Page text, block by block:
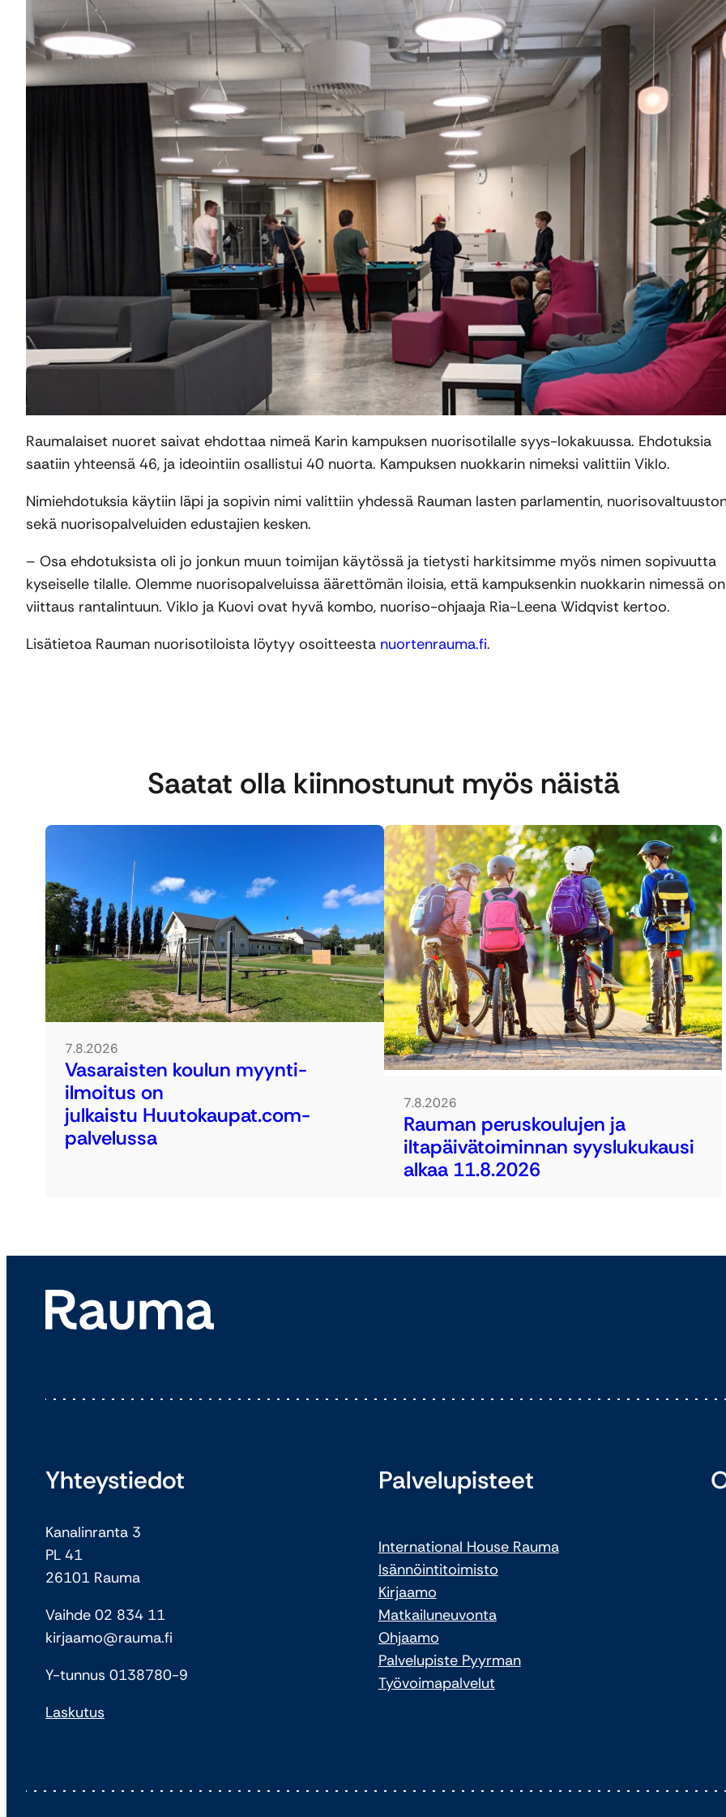
Raumalaiset nuoret saivat ehdottaa nimeä Karin kampuksen nuorisotilalle syys-lokakuussa. Ehdotuksia
saatiin yhteensä 46, ja ideointiin osallistui 40 nuorta. Kampuksen nuokkarin nimeksi valittiin Viklo.
Nimiehdotuksia käytiin läpi ja sopivin nimi valittiin yhdessä Rauman lasten parlamentin,
sekä nuorisopalveluiden edustajien kesken.
– Osa ehdotuksista oli jo jonkun muun toimijan käytössä ja tietysti harkitsimme myös nimen sopivuutta
kyseiselle tilalle. Olemme nuorisopalveluissa äärettömän iloisia, että kampuksenkin nuokkarin nimessä on
viittaus rantalintuun. Viklo ja Kuovi ovat hyvä kombo, nuoriso-ohjaaja Ria-Leena Widqvist kertoo.
Lisätietoa Rauman nuorisotiloista löytyy osoitteesta nuortenrauma.fi.
Saatat olla kiinnostunut myös näistä
7.8.2026
Vasaraisten koulun myynti-
ilmoitus on
julkaistu Huutokaupat.com-
palvelussa
7.8.2026
Rauman peruskoulujen ja
iltapäivätoiminnan syyslukukausi
alkaa 11.8.2026
Yhteystiedot
Kanalinranta 3
PL 41
26101 Rauma
Vaihde 02 834 11
kirjaamo@rauma.fi
Y-tunnus 0138780-9
Laskutus
Palvelupisteet
International House Rauma
Isännöintitoimisto
Kirjaamo
Matkailuneuvonta
Ohjaamo
Palvelupiste Pyyrman
Työvoimapalvelut